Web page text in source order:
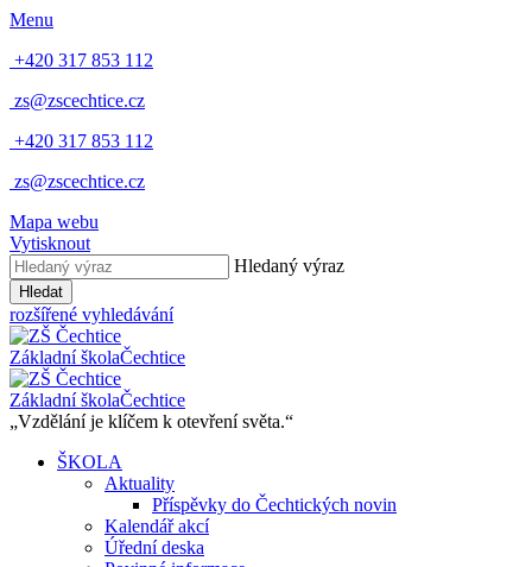
Menu
+420 317 853 112
zs@zscechtice.cz
+420 317 853 112
zs@zscechtice.cz
Mapa webu
Vytisknout
Hledaný výraz
Hledat
rozšířené vyhledávání
Základní školaČechtice
Základní školaČechtice
„Vzdělání je klíčem k otevření světa.“
ŠKOLA
Aktuality
Příspěvky do Čechtických novin
Kalendář akcí
Úřední deska